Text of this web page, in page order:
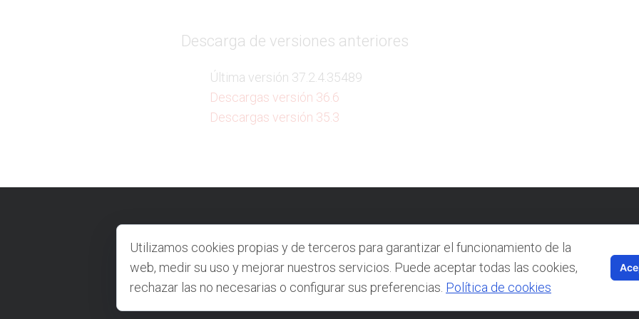
Descarga de versiones anteriores
Última versión 37.2.4.35489
Descargas versión 36.6
Descargas versión 35.3
Utilizamos cookies propias y de terceros para garantizar el funcionamiento de la
web, medir su uso y mejorar nuestros servicios. Puede aceptar todas las cookies,
rechazar las no necesarias o configurar sus preferencias. Política de cookies